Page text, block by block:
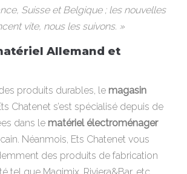
Suisse et Belgique ; les nouvelles
vite, nous les suivons. »
Allemand et
produits durables, le magasin
Chatenet s’est spécialisé depuis de
dans le matériel électroménager
Néanmois, Ets Chatenet vous
des produits de fabrication